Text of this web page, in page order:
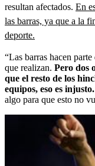
resultan afectados. En
las barras, ya que a la
deporte.
“Las barras hacen
que realizan. Pero dos
que el resto de los
equipos, eso es injusto.
algo para que esto no